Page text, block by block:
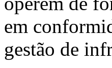
em
gestão de